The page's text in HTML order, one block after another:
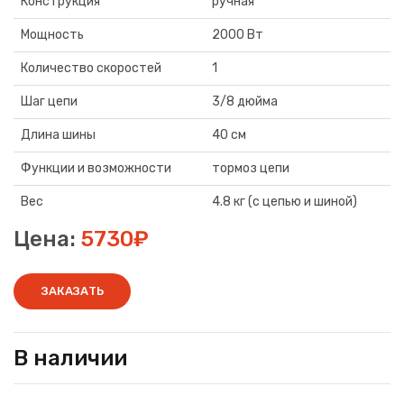
Мощность 2000 Вт
Количество скоростей 1
Шаг цепи 3/8 дюйма
Длина шины 40 см
Функции и возможности тормоз цепи
Вес 4.8 кг (с цепью и шиной)
Цена: 5730₽
ЗАКАЗАТЬ
В наличии